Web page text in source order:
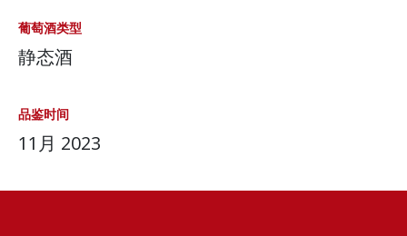
葡萄酒类型
静态酒
品鉴时间
11月 2023